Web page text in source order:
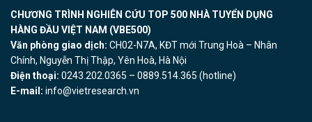
CHƯƠNG TRÌNH NGHIÊN CỨU TOP 500 NHÀ TUYỂN DỤNG
HÀNG ĐẦU VIỆT NAM (VBE500)
Văn phòng giao dịch: CH02-N7A, KĐT mới Trung Hoà – Nhân
Chính, Nguyễn Thị Thập, Yên Hoà, Hà Nội
Điện thoại: 0243.202.0365 – 0889.514.365 (hotline)
E-mail: info@vietresearch.vn